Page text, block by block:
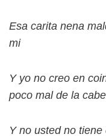
Esa carita nena
mi
Y yo no creo en
poco mal de la
Y no usted no